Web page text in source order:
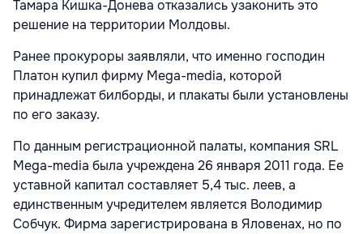
Тамара Кишка-Донева отказались узаконить это
решение на территории Молдовы.
Ранее прокуроры заявляли, что именно господин
Платон купил фирму Mega-media, которой
принадлежат билборды, и плакаты были установлены
по его заказу.
По данным регистрационной палаты, компания SRL
Mega-media была учреждена 26 января 2011 года. Ее
уставной капитал составляет 5,4 тыс. леев, а
единственным учредителем является Володимир
Собчук. Фирма зарегистрирована в Яловенах, но по